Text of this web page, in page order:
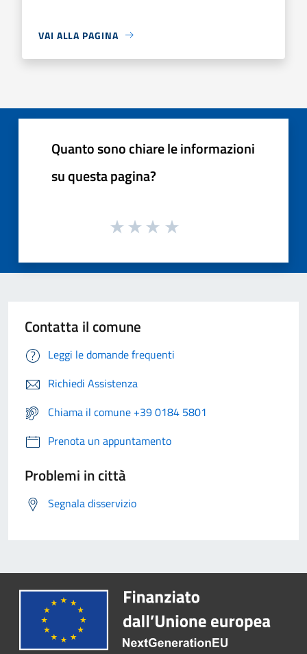
VAI ALLA PAGINA
Quanto sono chiare le informazioni
su questa pagina?
Contatta il comune
Leggi le domande frequenti
Richiedi Assistenza
Chiama il comune +39 0184 5801
Prenota un appuntamento
Problemi in città
Segnala disservizio